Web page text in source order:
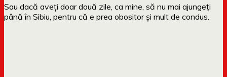
Sau dacă aveți doar două zile, ca mine, să nu mai ajungeți
până în Sibiu, pentru că e prea obositor și mult de condus.